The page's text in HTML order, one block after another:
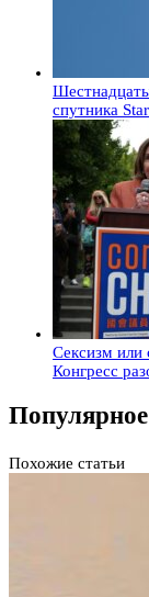
спутника
Сексизм или
Конгресс
Популярное
Похожие статьи